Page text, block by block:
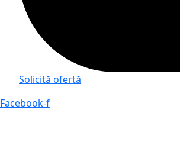
Solicită ofertă
Facebook-f